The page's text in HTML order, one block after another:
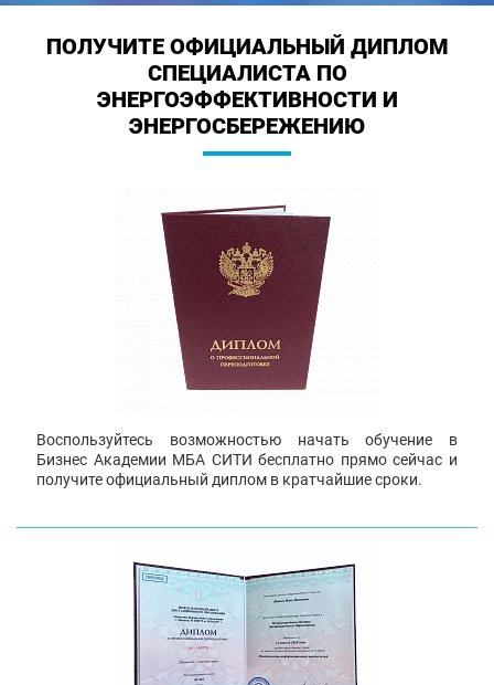
ПОЛУЧИТЕ ОФИЦИАЛЬНЫЙ ДИПЛОМ
СПЕЦИАЛИСТА ПО
ЭНЕРГОЭФФЕКТИВНОСТИ И
ЭНЕРГОСБЕРЕЖЕНИЮ
Воспользуйтесь возможностью начать обучение в
Бизнес Академии МБА СИТИ бесплатно прямо сейчас и
получите официальный диплом в кратчайшие сроки.